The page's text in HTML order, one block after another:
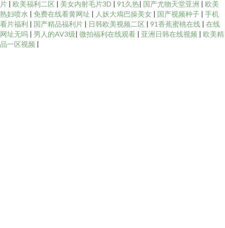
片 | 欧美福利二区 | 美女内射毛片3D | 91久热| 国产尤物天堂亚洲 | 欧美
熟妇喷水 | 免费在线看黄网址 | 人妖大鳮巴操美女 | 国产视频种子 | 手机
看片福利 | 国产精品福利片 | 日韩欧美视频二区 | 91香蕉蜜桃在线 | 在线
网址无吗 | 男人的AV3级| 微拍福利在线观看 | 亚洲日韩在线视频 | 欧美精
品一区视频 |